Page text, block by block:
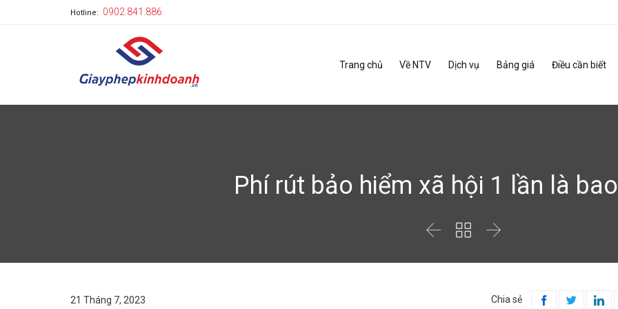
Hotline: 0902.841.886
Trang chủ Về NTV Dịch vụ Bảng giá Điều cần biết
Phí rút bảo hiểm xã hội 1 lần là
  
21 Tháng 7, 2023 Chia sẻ   